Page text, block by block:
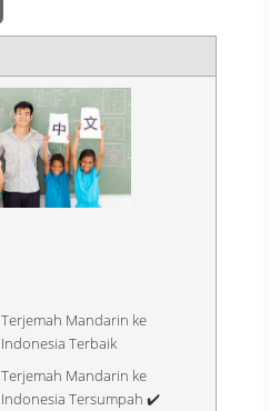
Terjemah Mandarin ke
Indonesia Terbaik
Terjemah Mandarin ke
Indonesia Tersumpah ✔️